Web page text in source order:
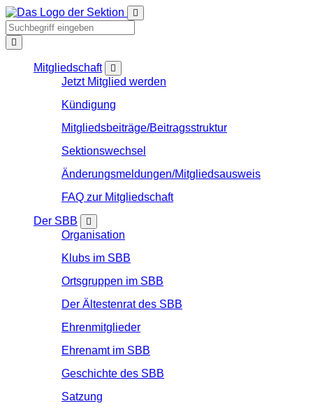
Mitgliedschaft
Jetzt Mitglied werden
Kündigung
Mitgliedsbeiträge/Beitragsstruktur
Sektionswechsel
Änderungsmeldungen/Mitgliedsausweis
FAQ zur Mitgliedschaft
Der SBB
Organisation
Klubs im SBB
Ortsgruppen im SBB
Der Ältestenrat des SBB
Ehrenmitglieder
Ehrenamt im SBB
Geschichte des SBB
Satzung